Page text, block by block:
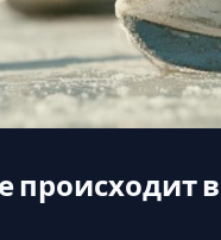
происходит